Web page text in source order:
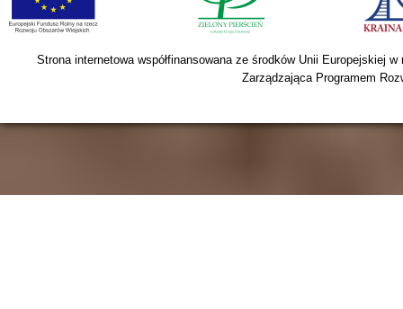
Strona internetowa współfinansowana ze środków Unii Europejskiej
Zarządzająca Programem